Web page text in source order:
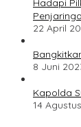
Hadapi
22 April
8 Juni
Kapolda
14